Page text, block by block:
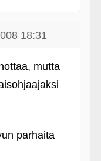
18:31
mutta
parhaita